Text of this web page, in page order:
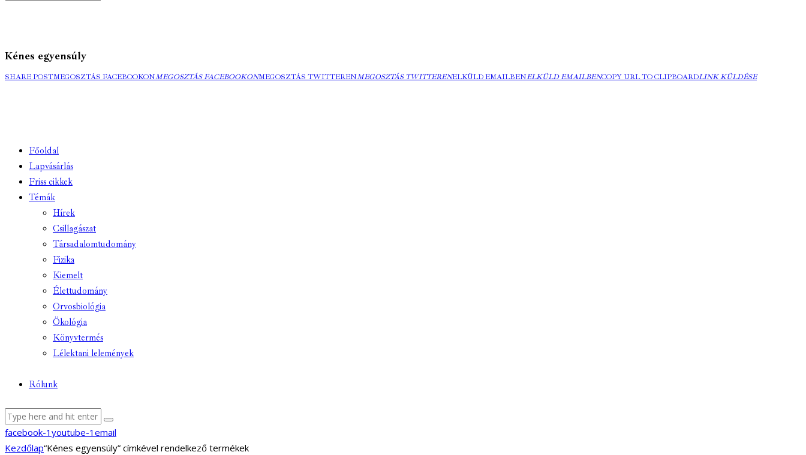
Kénes egyensúly
SHARE POSTMEGOSZTÁS FACEBOOKONMEGOSZTÁS FACEBOOKONMEGOSZTÁS TWITTERENMEGOSZTÁS TWITTERENELKÜLD EMAILBENELKÜLD EMAILBENCOPY URL TO CLIPBOARDLINK KÜLDÉSE
Főoldal
Lapvásárlás
Friss cikkek
Témák
Hírek
Csillagászat
Társadalomtudomány
Fizika
Kiemelt
Élettudomány
Orvosbiológia
Ökológia
Könyvtermés
Lélektani lelemények
Rólunk
facebook-1 youtube-1 email
Kezdőlap“Kénes egyensúly” címkével rendelkező termékek